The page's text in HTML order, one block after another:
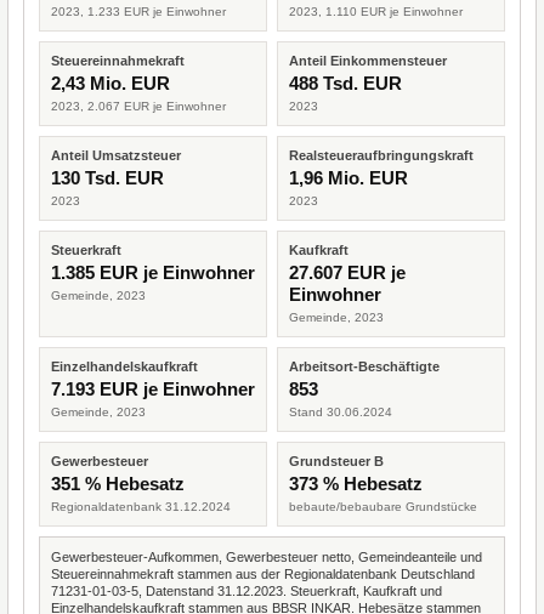
2023, 1.233 EUR je Einwohner 2023, 1.110 EUR je Einwohner
Steuereinnahmekraft
2,43 Mio. EUR
2023, 2.067 EUR je Einwohner
Anteil Einkommensteuer
488 Tsd. EUR
2023
Anteil Umsatzsteuer
130 Tsd. EUR
2023
Realsteueraufbringungskraft
1,96 Mio. EUR
2023
Steuerkraft
1.385 EUR je Einwohner
Gemeinde, 2023
Kaufkraft
27.607 EUR je
Einwohner
Gemeinde, 2023
Einzelhandelskaufkraft
7.193 EUR je Einwohner
Gemeinde, 2023
Arbeitsort-Beschäftigte
853
Stand 30.06.2024
Gewerbesteuer
351 % Hebesatz
Regionaldatenbank 31.12.2024
Grundsteuer B
373 % Hebesatz
bebaute/bebaubare Grundstücke
Gewerbesteuer-Aufkommen, Gewerbesteuer netto, Gemeindeanteile und
Steuereinnahmekraft stammen aus der Regionaldatenbank Deutschland
71231-01-03-5, Datenstand 31.12.2023. Steuerkraft, Kaufkraft und
Einzelhandelskaufkraft stammen aus BBSR INKAR. Hebesätze stammen